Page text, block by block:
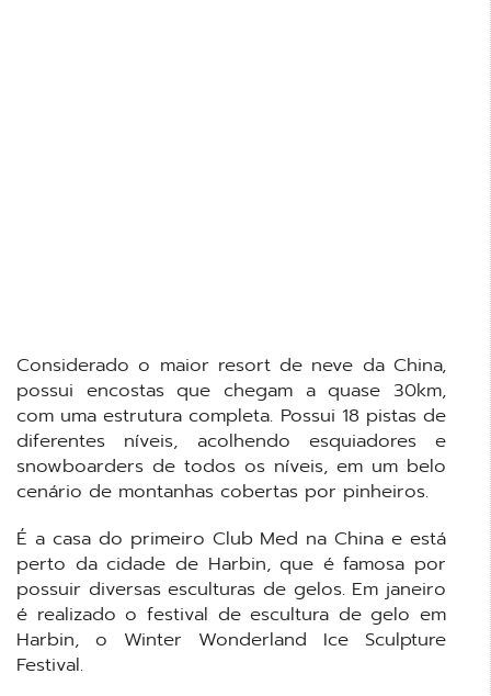
Considerado o maior resort de neve da China,
possui encostas que chegam a quase 30km,
com uma estrutura completa. Possui 18 pistas de
diferentes níveis, acolhendo esquiadores e
snowboarders de todos os níveis, em um belo
cenário de montanhas cobertas por pinheiros.
É a casa do primeiro Club Med na China e está
perto da cidade de Harbin, que é famosa por
possuir diversas esculturas de gelos. Em janeiro
é realizado o festival de escultura de gelo em
Harbin, o Winter Wonderland Ice Sculpture
Festival.